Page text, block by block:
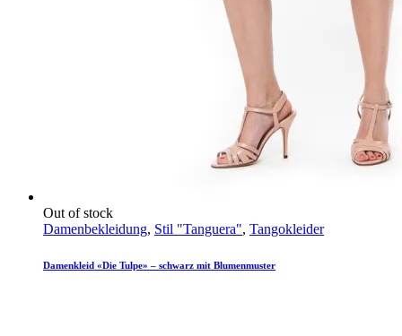
Out of stock
Damenbekleidung, Stil "Tanguera", Tangokleider
Damenkleid «Die Tulpe» – schwarz mit Blumenmuster